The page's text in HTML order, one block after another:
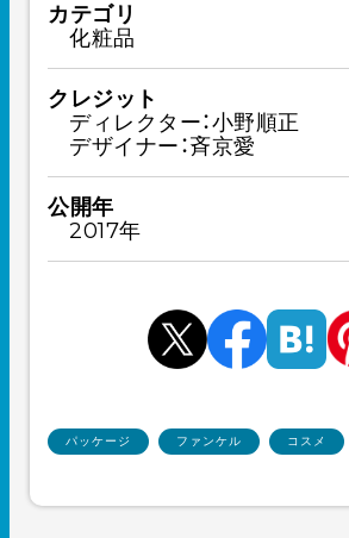
カテゴリ
化粧品
クレジット
ディレクター：小野順正
デザイナー：斉京愛
公開年
2017年
パッケージ ファンケル コスメ